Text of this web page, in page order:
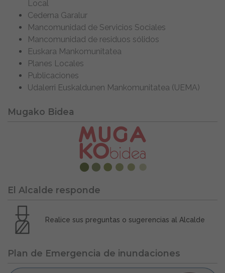
Local
Cederna Garalur
Mancomunidad de Servicios Sociales
Mancomunidad de residuos sólidos
Euskara Mankomunitatea
Planes Locales
Publicaciones
Udalerri Euskaldunen Mankomunitatea (UEMA)
Mugako Bidea
El Alcalde responde
Realice sus preguntas o sugerencias al Alcalde
Plan de Emergencia de inundaciones